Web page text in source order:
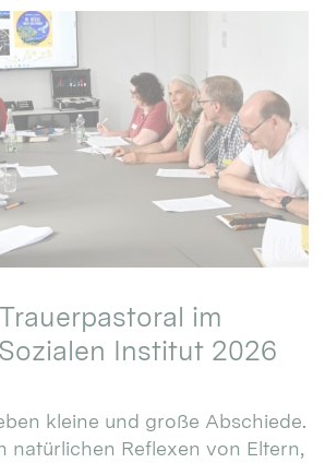
im
Institut 2026
kleine und große Abschiede.
natürlichen Reflexen von Eltern,